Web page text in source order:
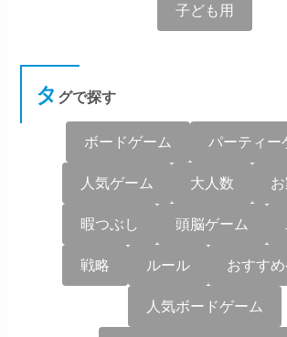
子ども用
タ グで探す
ボードゲーム パーティー
人気ゲーム 大人数
暇つぶし 頭脳ゲーム
戦略 ルール おすす
人気ボードゲーム